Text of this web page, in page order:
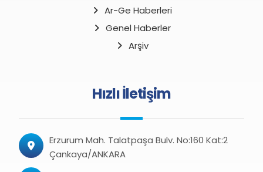
Ar-Ge Haberleri
Genel Haberler
Arşiv
Hızlı İletişim
Erzurum Mah. Talatpaşa Bulv. No:160 Kat:2
Çankaya/ANKARA